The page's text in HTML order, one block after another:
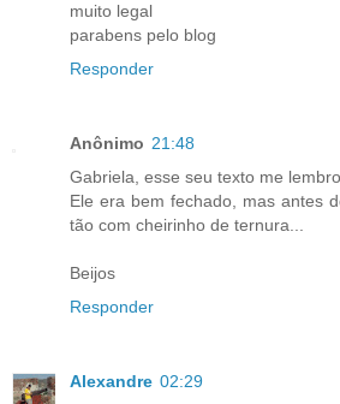
muito legal
parabens pelo blog
Responder
Anônimo 21:48
Gabriela, esse seu texto me
Ele era bem fechado, mas antes
tão com cheirinho de ternura...
Beijos
Responder
Alexandre 02:29